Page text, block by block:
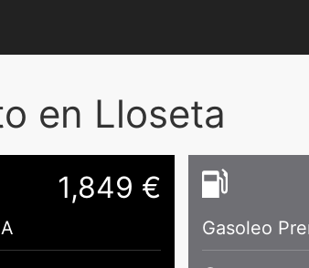
en Lloseta
1,849 €
Gasoleo